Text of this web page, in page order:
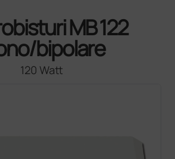
MB 122
bipolare
120 Watt